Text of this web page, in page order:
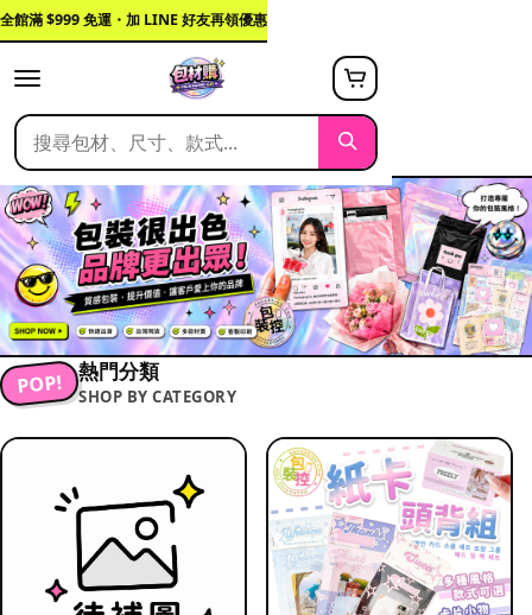
全館滿 $999 免運・加 LINE 好友再領優惠
POP! 熱門分類
SHOP BY CATEGORY